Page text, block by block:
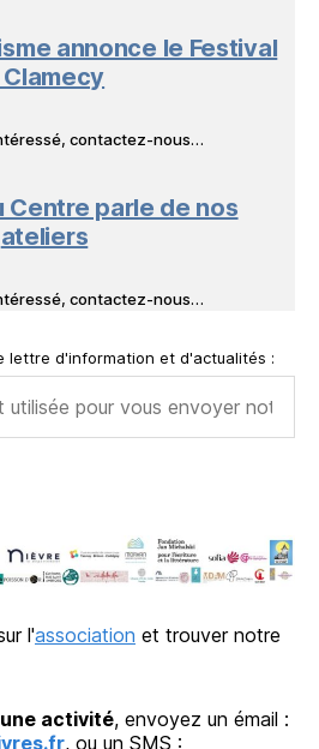
annonce le Festival
Clamecy
contactez-nous…
Centre parle de nos
ateliers
contactez-nous…
lettre d'information et d'actualités :
l'association et trouver notre
activité, envoyez un émail :
, ou un SMS :